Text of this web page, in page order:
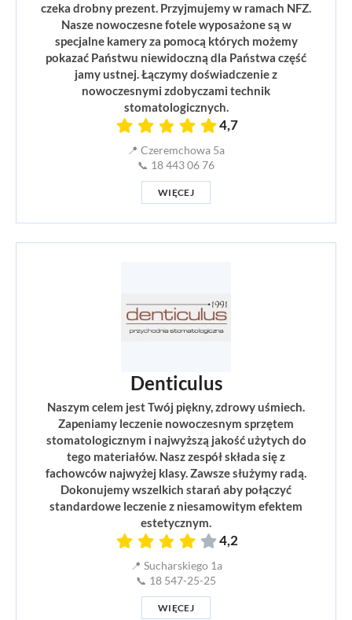
czeka drobny prezent. Przyjmujemy w ramach NFZ.
Nasze nowoczesne fotele wyposażone są w
specjalne kamery za pomocą których możemy
pokazać Państwu niewidoczną dla Państwa część
jamy ustnej. Łączymy doświadczenie z
nowoczesnymi zdobyczami technik
stomatologicznych.
4,7
📍 Czeremchowa 5a
📞 18 443 06 76
WIĘCEJ
Denticulus
Naszym celem jest Twój piękny, zdrowy uśmiech.
Zapeniamy leczenie nowoczesnym sprzętem
stomatologicznym i najwyższą jakość użytych do
tego materiałów. Nasz zespół składa się z
fachowców najwyżej klasy. Zawsze służymy radą.
Dokonujemy wszelkich starań aby połączyć
standardowe leczenie z niesamowitym efektem
estetycznym.
4,2
📍 Sucharskiego 1a
📞 18 547-25-25
WIĘCEJ